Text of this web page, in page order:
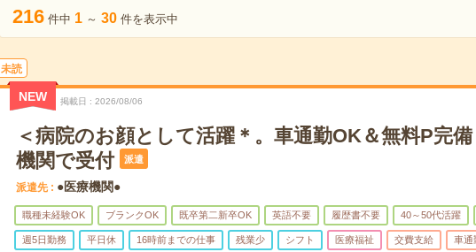
216 件中 1 ～ 30 件を表示中
未読
NEW 掲載日 2026/08/06
＜病院のお顔として活躍＊。車通勤OK＆無料P完
機関で受付
派遣
派遣先 ●医療機関●
職種未経験OK ブランクOK 既卒第二新卒OK 英語不要 履歴書不要 40～50代活躍
週5日勤務 平日休 16時前までの仕事 残業少 シフト 医療福祉 交費支給 車通